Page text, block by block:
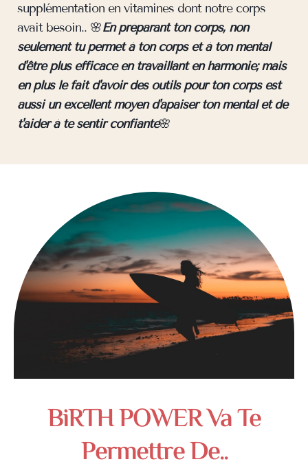
supplémentation en vitamines dont notre corps
avait besoin.. 🌸En préparant ton corps, non
seulement tu permet à ton corps et à ton mental
d'être plus efficace en travaillant en harmonie; mais
en plus le fait d'avoir des outils pour ton corps est
aussi un excellent moyen d'apaiser ton mental et de
t'aider à te sentir confiante🌸
BiRTH POWER Va Te
Permettre De..